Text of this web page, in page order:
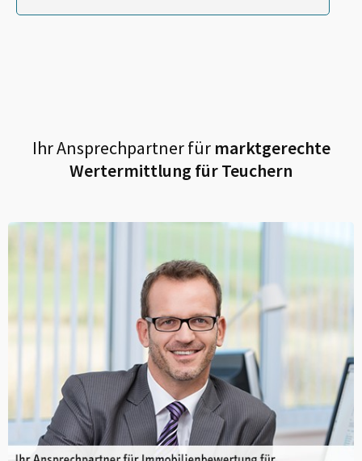
Ihr Ansprechpartner fürmarktgerechte
Wertermittlung fürTeuchern